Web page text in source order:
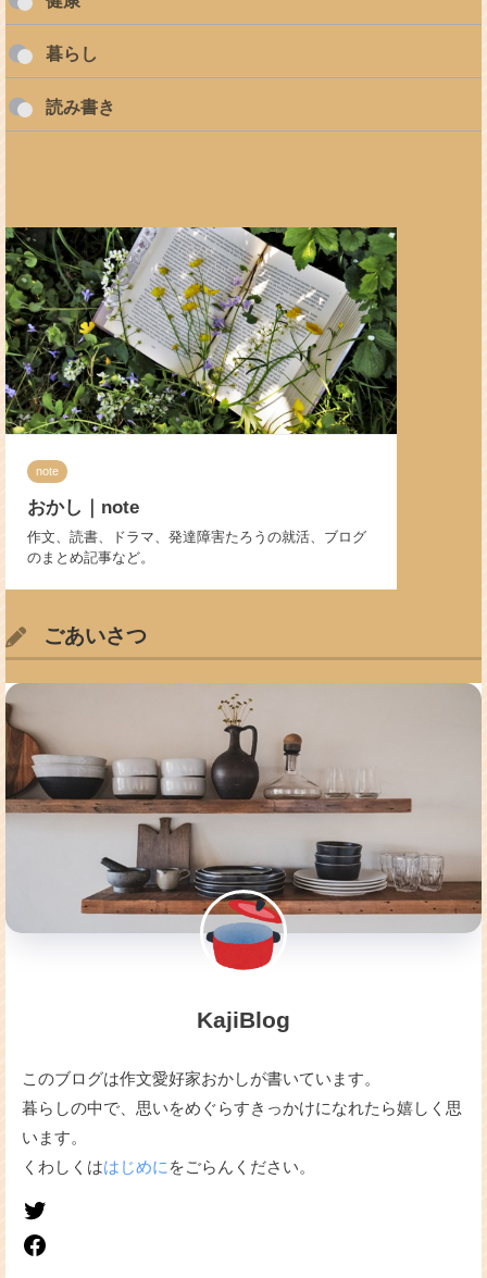
暮らし
読み書き
note
おかし｜note
作文、読書、ドラマ、発達障害たろうの就活、ブログ
のまとめ記事など。
ごあいさつ
KajiBlog
このブログは作文愛好家おかしが書いています。
暮らしの中で、思いをめぐらすきっかけになれたら嬉しく思
います。
くわしくははじめに をごらんください。